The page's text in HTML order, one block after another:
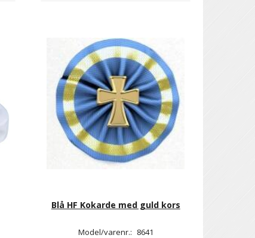
Blå HF Kokarde med guld kors
Model/varenr.: 8641